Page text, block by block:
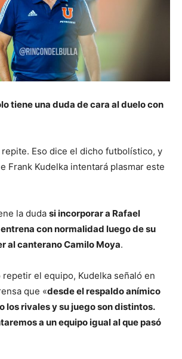
tiene una duda de cara al duelo con
repite. Eso dice el dicho futbolístico, y
Frank Kudelka intentará plasmar este
la duda si incorporar a Rafael
con normalidad luego de su
al canterano Camilo Moya.
el equipo, Kudelka señaló en
que «desde el respaldo anímico
los rivales y su juego son distintos.
a un equipo igual al que pasó